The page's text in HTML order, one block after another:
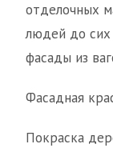
отделочных
людей до сих
фасады из
Фасадная
Покраска